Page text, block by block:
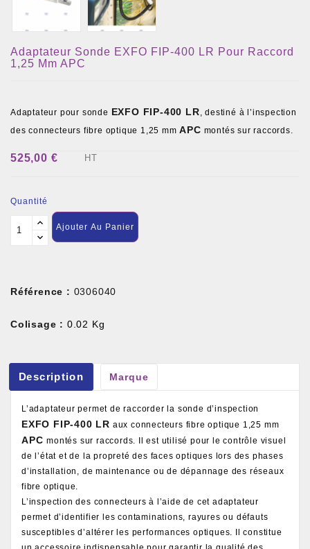
Adaptateur Sonde EXFO FIP-400 LR Pour Raccord
1,25 Mm APC
Adaptateur pour sonde EXFO FIP-400 LR, destiné à l’inspection
des connecteurs fibre optique 1,25 mmAPC montés sur raccords.
525,00 € HT
Quantité
Ajouter Au Panier
Référence : 0306040
Colisage : 0.02 Kg
Description Marque
L’adaptateur permet de raccorder la sonde d’inspection
EXFO FIP-400 LR aux connecteurs fibre optique 1,25 mm
APCmontés sur raccords. Il est utilisé pour le contrôle visuel
de l’état et de la propreté des faces optiques lors des phases
d’installation, de maintenance ou de dépannage des réseaux
fibre optique.
L’inspection des connecteurs à l’aide de cet adaptateur
permet d’identifier les contaminations, rayures ou défauts
susceptibles d’altérer les performances optiques. Il constitue